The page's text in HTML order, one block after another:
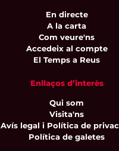
En directe
A la carta
Com veure'ns
Accedeix al compte
El Temps a Reus
Enllaços d’interès
Qui som
Visita'ns
Avís legal i Política de
Política de galetes